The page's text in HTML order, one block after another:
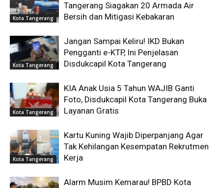
Kota Tangerang
Tangerang Siagakan 20 Armada Air
Bersih dan Mitigasi Kebakaran
Kota Tangerang
Jangan Sampai Keliru! IKD Bukan
Pengganti e-KTP, Ini Penjelasan
Disdukcapil Kota Tangerang
Kota Tangerang
KIA Anak Usia 5 Tahun WAJIB Ganti
Foto, Disdukcapil Kota Tangerang Buka
Layanan Gratis
Kota Tangerang
Kartu Kuning Wajib Diperpanjang Agar
Tak Kehilangan Kesempatan Rekrutmen
Kerja
Alarm Musim Kemarau! BPBD Kota